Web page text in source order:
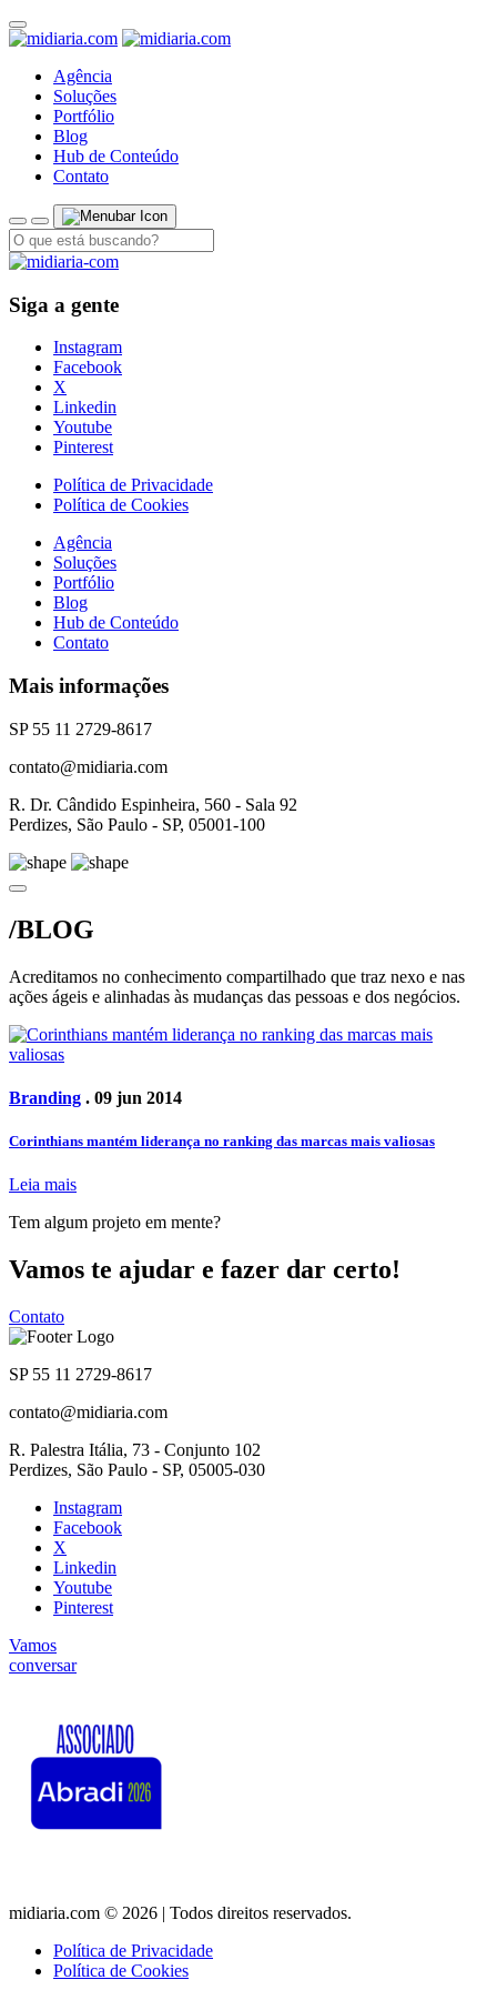
Agência
Soluções
Portfólio
Blog
Hub de Conteúdo
Contato
Siga a gente
Instagram
Facebook
X
Linkedin
Youtube
Pinterest
Política de Privacidade
Política de Cookies
Agência
Soluções
Portfólio
Blog
Hub de Conteúdo
Contato
Mais informações
SP 55 11 2729-8617
contato@midiaria.com
R. Dr. Cândido Espinheira, 560 - Sala 92
Perdizes, São Paulo - SP, 05001-100
/BLOG
Acreditamos no conhecimento compartilhado que traz nexo e nas
ações ágeis e alinhadas às mudanças das pessoas e dos negócios.
Branding . 09 jun 2014
Corinthians mantém liderança no ranking das marcas mais valiosas
Leia mais
Tem algum projeto em mente?
Vamos te ajudar e fazer dar certo!
Contato
SP 55 11 2729-8617
contato@midiaria.com
R. Palestra Itália, 73 - Conjunto 102
Perdizes, São Paulo - SP, 05005-030
Instagram
Facebook
X
Linkedin
Youtube
Pinterest
Vamos
conversar
midiaria.com © 2026 | Todos direitos reservados.
Política de Privacidade
Política de Cookies